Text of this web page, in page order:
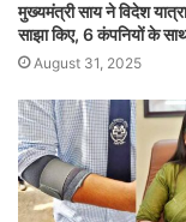
मुख्यमंत्री साय ने विदेश
साझा किए, 6 कंपनियों के
August 31, 2025